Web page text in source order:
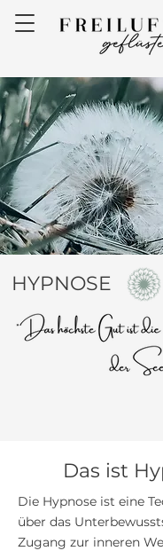
HYPNOSE
Das ist
Die Hypnose ist eine
über das
Zugang zur inneren